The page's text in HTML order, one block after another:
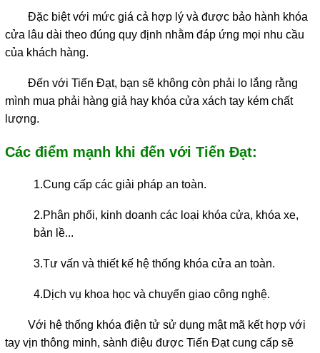
Đặc biệt với mức giá cả hợp lý và được bảo hành khóa
cửa lâu dài theo đúng quy định nhằm đáp ứng mọi nhu cầu
của khách hàng.
Đến với Tiến Đạt, bạn sẽ không còn phải lo lắng rằng
mình mua phải hàng giả hay khóa cửa xách tay kém chất
lượng.
Các điểm mạnh khi đến với Tiến Đạt:
1.Cung cấp các giải pháp an toàn.
2.Phân phối, kinh doanh các loại khóa cửa, khóa xe,
bản lề...
3.Tư vấn và thiết kế hệ thống khóa cửa an toàn.
4.Dịch vụ khoa học và chuyển giao công nghệ.
Với hệ thống khóa điện tử sử dụng mật mã kết hợp với
tay vịn thông minh, sành điệu được Tiến Đạt cung cấp sẽ